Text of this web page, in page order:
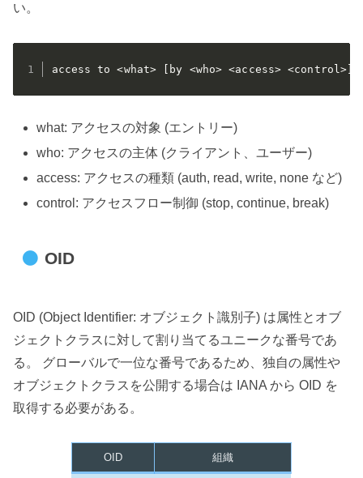
い。
access to <what> [by <who> <access> <control>]
what: アクセスの対象 (エントリー)
who: アクセスの主体 (クライアント、ユーザー)
access: アクセスの種類 (auth, read, write, none など)
control: アクセスフロー制御 (stop, continue, break)
OID
OID (Object Identifier: オブジェクト識別子) は属性とオブ
ジェクトクラスに対して割り当てるユニークな番号であ
る。 グローバルで一位な番号であるため、独自の属性や
オブジェクトクラスを公開する場合は IANA から OID を
取得する必要がある。
OID 組織